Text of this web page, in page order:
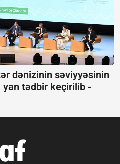
dənizinin səviyyəsinin
yan tədbir keçirilib -